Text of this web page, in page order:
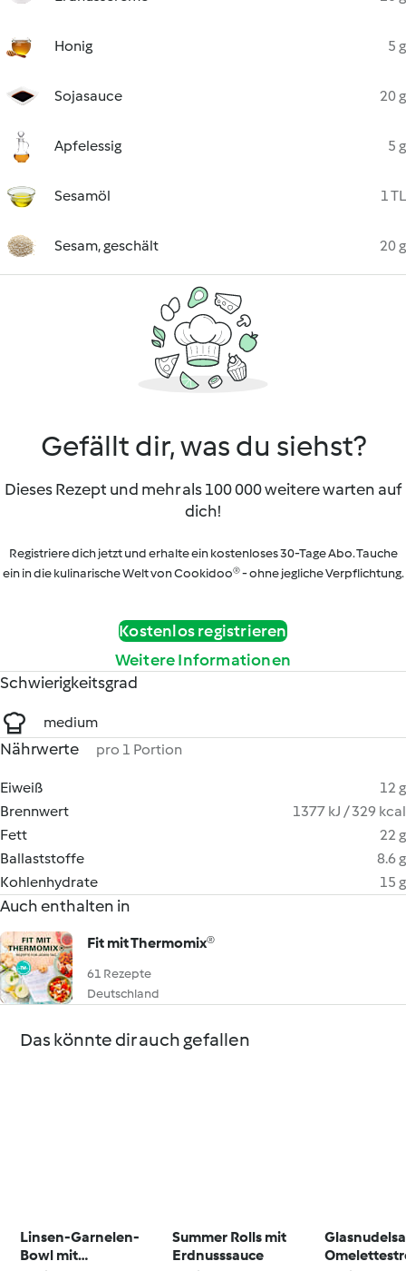
Honig 5 g
Sojasauce 20 g
Apfelessig 5 g
Sesamöl 1 TL
Sesam, geschält 20 g
Gefällt dir, was du siehst?
Dieses Rezept und mehr als 100 000 weitere warten auf
dich!
Registriere dich jetzt und erhalte ein kostenloses 30-Tage Abo. Tauche
ein in die kulinarische Welt von Cookidoo® - ohne jegliche Verpflichtung.
Kostenlos registrieren
Weitere Informationen
Schwierigkeitsgrad
medium
Nährwerte pro 1 Portion
Eiweiß
12 g
Brennwert
1377 kJ / 329 kcal
Fett
22 g
Ballaststoffe
8.6 g
Kohlenhydrate
15 g
Auch enthalten in
Fit mit Thermomix®
61 Rezepte
Deutschland
Das könnte dir auch gefallen
Linsen-Garnelen-
Bowl mit
Summer Rolls mit
Erdnusssauce